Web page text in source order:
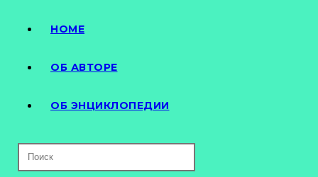
HOME
ОБ АВТОРЕ
ОБ ЭНЦИКЛОПЕДИИ